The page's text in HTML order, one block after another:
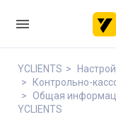

YCLIENTS
Контрольно-
Общая
YCLIENTS